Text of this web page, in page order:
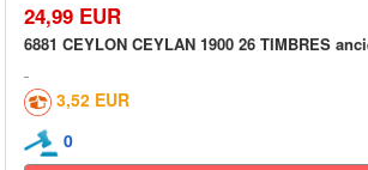
24,99 EUR
6881 CEYLON CEYLAN 1900 26 TIMBRES
3,52 EUR
0